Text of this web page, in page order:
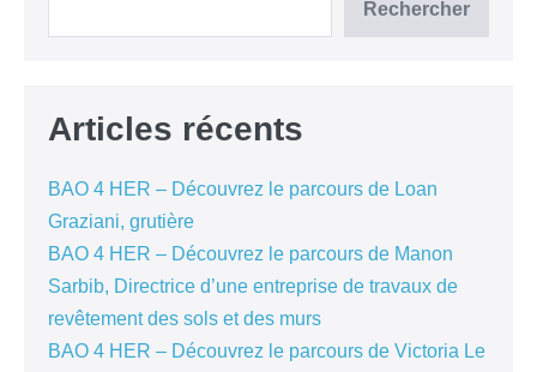
Rechercher
Articles récents
BAO 4 HER – Découvrez le parcours de Loan
Graziani, grutière
BAO 4 HER – Découvrez le parcours de Manon
Sarbib, Directrice d’une entreprise de travaux de
revêtement des sols et des murs
BAO 4 HER – Découvrez le parcours de Victoria Le